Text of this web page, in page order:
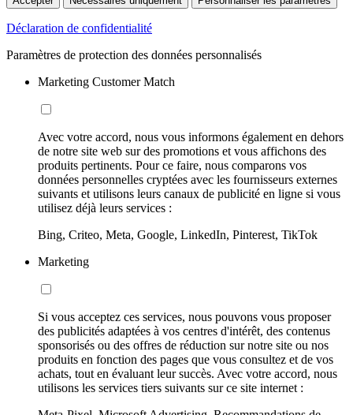
Déclaration de confidentialité
Paramètres de protection des données personnalisés
Marketing Customer Match
Avec votre accord, nous vous informons également en dehors
de notre site web sur des promotions et vous affichons des
produits pertinents. Pour ce faire, nous comparons vos
données personnelles cryptées avec les fournisseurs externes
suivants et utilisons leurs canaux de publicité en ligne si vous
utilisez déjà leurs services :
Bing, Criteo, Meta, Google, LinkedIn, Pinterest, TikTok
Marketing
Si vous acceptez ces services, nous pouvons vous proposer
des publicités adaptées à vos centres d'intérêt, des contenus
sponsorisés ou des offres de réduction sur notre site ou nos
produits en fonction des pages que vous consultez et de vos
achats, tout en évaluant leur succès. Avec votre accord, nous
utilisons les services tiers suivants sur ce site internet :